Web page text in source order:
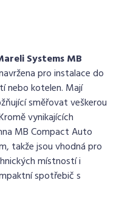
Systems MB
pro instalace do
nebo kotelen. Mají
směřovat veškerou
vynikajících
MB Compact Auto
takže jsou vhodná pro
místností i
spotřebič s